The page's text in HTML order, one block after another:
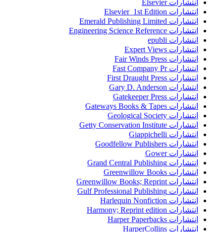
انتشارات Elsevier
انتشارات Elsevier 1st Edition
انتشارات Emerald Publishing Limited
انتشارات Engineering Science Reference
انتشارات epubli
انتشارات Expert Views
انتشارات Fair Winds Press
انتشارات Fast Company Pr
انتشارات First Draught Press
انتشارات Gary D. Anderson
انتشارات Gatekeeper Press
انتشارات Gateways Books & Tapes
انتشارات Geological Society
انتشارات Getty Conservation Institute
انتشارات Giappichelli
انتشارات Goodfellow Publishers
انتشارات Gower
انتشارات Grand Central Publishing
انتشارات Greenwillow Books
انتشارات Greenwillow Books; Reprint
انتشارات Gulf Professional Publishing
انتشارات Harlequin Nonfiction
انتشارات Harmony; Reprint edition
انتشارات Harper Paperbacks
انتشارات HarperCollins